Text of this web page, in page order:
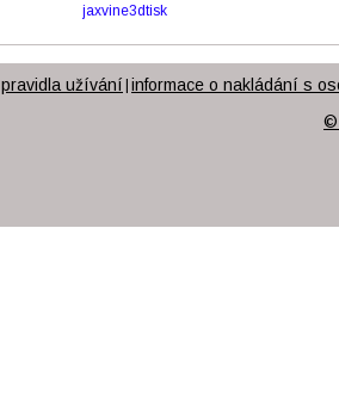
jaxvine3dtisk
pravidla užívání informace o nakládání s
©